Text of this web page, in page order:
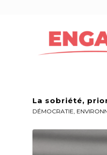
La sobriété,
DÉMOCRATIE,